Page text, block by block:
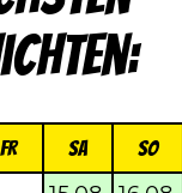
FR Sa So